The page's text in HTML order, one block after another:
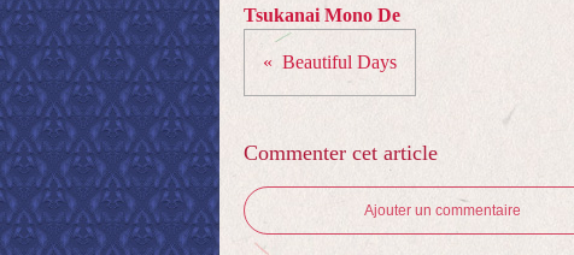
Tsukanai Mono De
Beautiful Days
Commenter cet article
Ajouter un commentaire